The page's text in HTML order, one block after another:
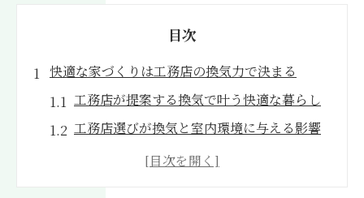
目次
快適な家づくりは工務店の換気力で決まる
工務店が提案する換気で叶う快適な暮らし
工務店選びが換気と室内環境に与える影響
工務店の換気設計が左右する省エネ効果